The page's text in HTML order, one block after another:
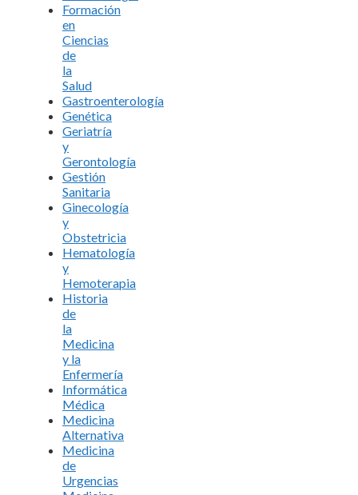
Formación
en
Ciencias
de
la
Salud
Gastroenterología
Genética
Geriatría
y
Gerontología
Gestión
Sanitaria
Ginecología
y
Obstetricia
Hematología
y
Hemoterapia
Historia
de
la
Medicina
y la
Enfermería
Informática
Médica
Medicina
Alternativa
Medicina
de
Urgencias